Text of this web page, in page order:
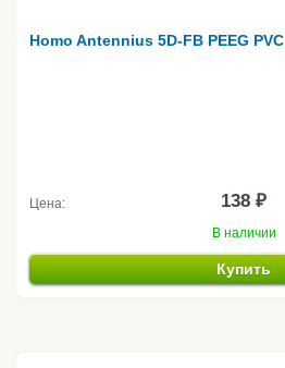
Homo Antennius 5D-FB PEEG PVC
Цена: 138 ₽
В наличии
Купить